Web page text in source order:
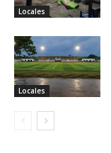
Locales
Locales